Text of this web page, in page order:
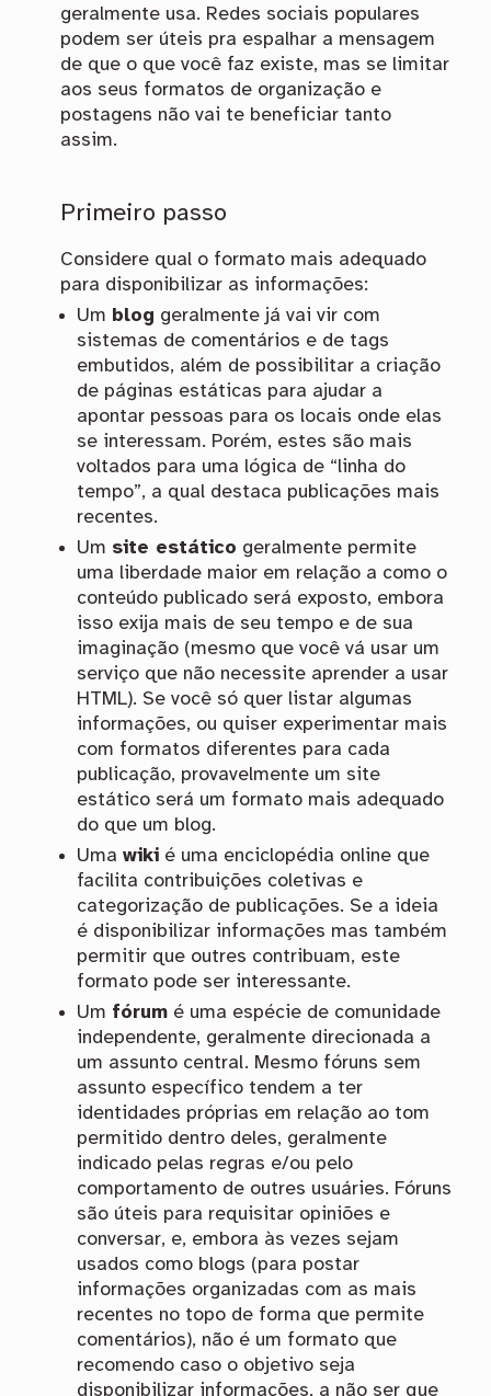
geralmente usa. Redes sociais populares
podem ser úteis pra espalhar a mensagem
de que o que você faz existe, mas se limitar
aos seus formatos de organização e
postagens não vai te beneficiar tanto
assim.
Primeiro passo
Considere qual o formato mais adequado
para disponibilizar as informações:
Um blog geralmente já vai vir com
sistemas de comentários e de tags
embutidos, além de possibilitar a criação
de páginas estáticas para ajudar a
apontar pessoas para os locais onde elas
se interessam. Porém, estes são mais
voltados para uma lógica de “linha do
tempo”, a qual destaca publicações mais
recentes.
Um site estático geralmente permite
uma liberdade maior em relação a como o
conteúdo publicado será exposto, embora
isso exija mais de seu tempo e de sua
imaginação (mesmo que você vá usar um
serviço que não necessite aprender a usar
HTML). Se você só quer listar algumas
informações, ou quiser experimentar mais
com formatos diferentes para cada
publicação, provavelmente um site
estático será um formato mais adequado
do que um blog.
Uma wikié uma enciclopédia online que
facilita contribuições coletivas e
categorização de publicações. Se a ideia
é disponibilizar informações mas também
permitir que outres contribuam, este
formato pode ser interessante.
Um fórumé uma espécie de comunidade
independente, geralmente direcionada a
um assunto central. Mesmo fóruns sem
assunto específico tendem a ter
identidades próprias em relação ao tom
permitido dentro deles, geralmente
indicado pelas regras e/ou pelo
comportamento de outres usuáries. Fóruns
são úteis para requisitar opiniões e
conversar, e, embora às vezes sejam
usados como blogs (para postar
informações organizadas com as mais
recentes no topo de forma que permite
comentários), não é um formato que
recomendo caso o objetivo seja
disponibilizar informações, a não ser que